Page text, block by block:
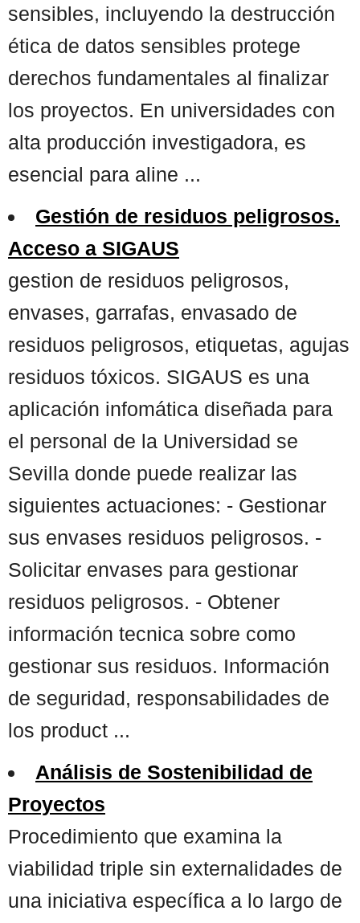
sensibles, incluyendo la destrucción
ética de datos sensibles protege
derechos fundamentales al finalizar
los proyectos. En universidades con
alta producción investigadora, es
esencial para aline ...
Gestión de residuos peligrosos.
Acceso a SIGAUS
gestion de residuos peligrosos,
envases, garrafas, envasado de
residuos peligrosos, etiquetas, agujas
residuos tóxicos. SIGAUS es una
aplicación infomática diseñada para
el personal de la Universidad se
Sevilla donde puede realizar las
siguientes actuaciones: - Gestionar
sus envases residuos peligrosos. -
Solicitar envases para gestionar
residuos peligrosos. - Obtener
información tecnica sobre como
gestionar sus residuos. Información
de seguridad, responsabilidades de
los product ...
Análisis de Sostenibilidad de
Proyectos
Procedimiento que examina la
viabilidad triple sin externalidades de
una iniciativa específica a lo largo de